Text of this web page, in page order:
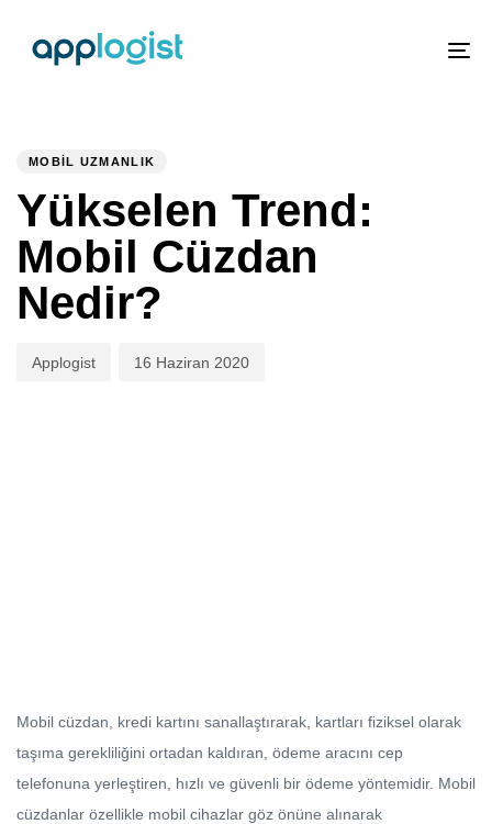
MOBIL UZMANLIK
Yükselen Trend:
Mobil Cüzdan
Nedir?
Applogist 16 Haziran 2020
Mobil cüzdan, kredi kartını sanallaştırarak, kartları fiziksel olarak
taşıma gerekliliğini ortadan kaldıran, ödeme aracını cep
telefonuna yerleştiren, hızlı ve güvenli bir ödeme yöntemidir. Mobil
cüzdanlar özellikle mobil cihazlar göz önüne alınarak